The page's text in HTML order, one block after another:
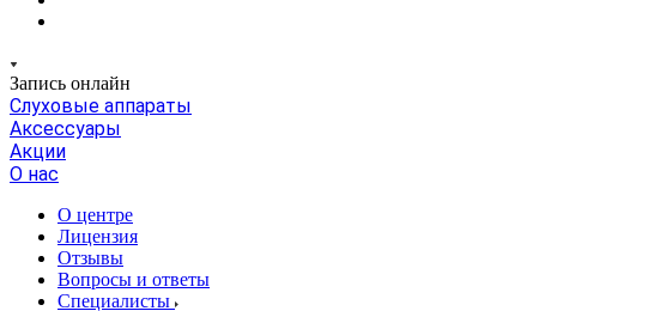
Запись онлайн
Слуховые аппараты
Аксессуары
Акции
О нас
О центре
Лицензия
Отзывы
Вопросы и ответы
Специалисты